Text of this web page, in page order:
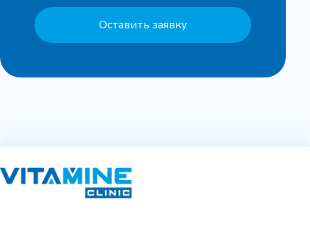
Оставить заявку